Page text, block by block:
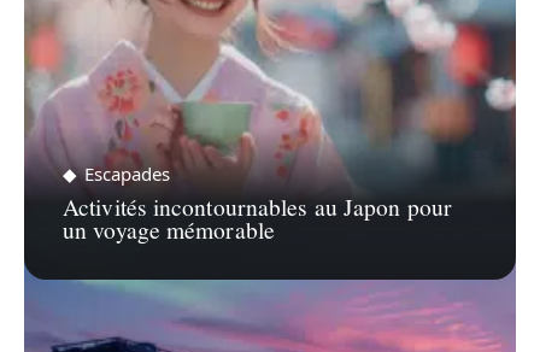
Escapades
Activités incontournables au Japon pour
un voyage mémorable